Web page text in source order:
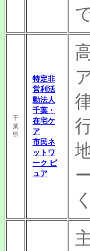
千
葉
県
特定非
営利活
動法人
千葉・
在宅ケ
ア
市民ネ
ットワ
ーク ピ
ュア